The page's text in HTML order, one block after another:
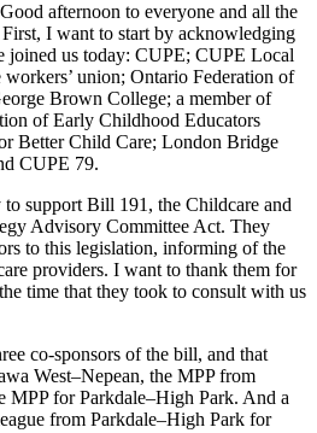
Good afternoon to everyone and all the
I want to start by acknowledging
joined us today: CUPE; CUPE Local
union; Ontario Federation of
Brown College; a member of
of Early Childhood Educators
Better Child Care; London Bridge
CUPE 79.
to support Bill 191, the Childcare and
Advisory Committee Act. They
to this legislation, informing of the
providers. I want to thank them for
time that they took to consult with us
co-sponsors of the bill, and that
West–Nepean, the MPP from
MPP for Parkdale–High Park. And a
from Parkdale–High Park for